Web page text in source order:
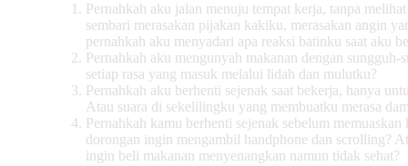
Pernahkah aku jalan menuju tempat kerja, tanpa
sembari merasakan pijakan kakiku, merasakan angin
pernahkah aku menyadari apa reaksi batinku saat aku
Pernahkah aku mengunyah makanan dengan
setiap rasa yang masuk melalui lidah dan mulutku?
Pernahkah aku berhenti sejenak saat bekerja, hanya
Atau suara di sekelilingku yang membuatku merasa
Pernahkah kamu berhenti sejenak sebelum
dorongan ingin mengambil handphone dan scrolling?
ingin beli makanan menyenangkan namun tidak sehat?